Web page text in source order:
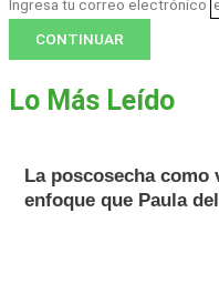
Ingresa tu correo electrónico
CONTINUAR
Lo Más Leído
La poscosecha como
enfoque que Paula